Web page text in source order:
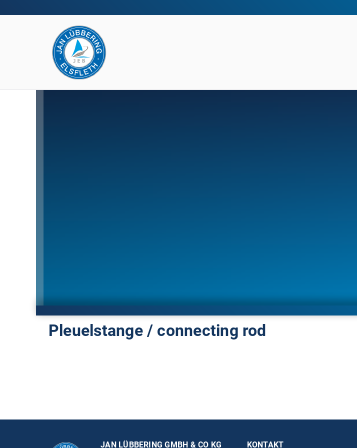
Pleuelstange / connecting rod
JAN LÜBBERING GMBH & CO KG KONTAKT